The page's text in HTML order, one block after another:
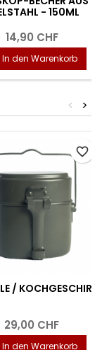
- 150ML
14,90 CHF
In den Warenkorb
>
<
/ KOCHGESCHIRR
29,00 CHF
In den Warenkorb
favorite_border